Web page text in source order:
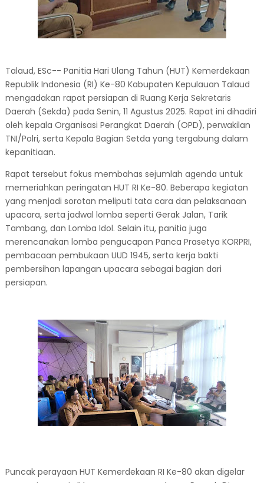
Talaud, ESc-- Panitia Hari Ulang Tahun (HUT) Kemerdekaan
Republik Indonesia (RI) Ke-80 Kabupaten Kepulauan Talaud
mengadakan rapat persiapan di Ruang Kerja Sekretaris
Daerah (Sekda) pada Senin, 11 Agustus 2025. Rapat ini dihadiri
oleh kepala Organisasi Perangkat Daerah (OPD), perwakilan
TNI/Polri, serta Kepala Bagian Setda yang tergabung dalam
kepanitiaan.
Rapat tersebut fokus membahas sejumlah agenda untuk
memeriahkan peringatan HUT RI Ke-80. Beberapa kegiatan
yang menjadi sorotan meliputi tata cara dan pelaksanaan
upacara, serta jadwal lomba seperti Gerak Jalan, Tarik
Tambang, dan Lomba Idol. Selain itu, panitia juga
merencanakan lomba pengucapan Panca Prasetya KORPRI,
pembacaan pembukaan UUD 1945, serta kerja bakti
pembersihan lapangan upacara sebagai bagian dari
persiapan.
Puncak perayaan HUT Kemerdekaan RI Ke-80 akan digelar